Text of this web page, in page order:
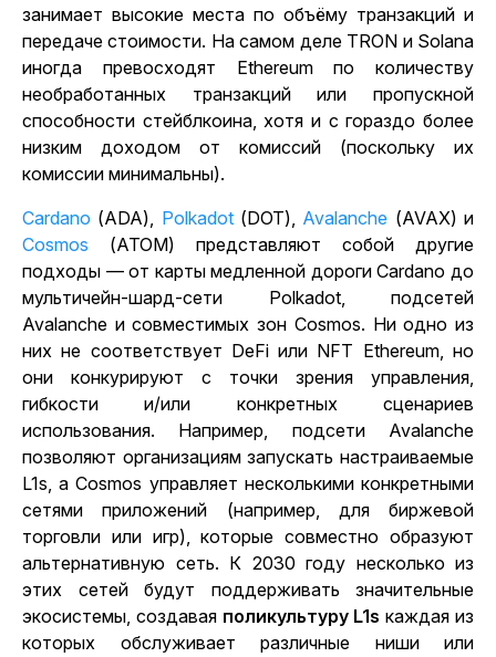
занимает высокие места по объёму транзакций и
передаче стоимости. На самом деле TRON и Solana
иногда превосходят Ethereum по количеству
необработанных транзакций или пропускной
способности стейблкоина, хотя и с гораздо более
низким доходом от комиссий (поскольку их
комиссии минимальны).
Cardano (ADA), Polkadot(DOT), Avalanche (AVAX) и
Cosmos (ATOM) представляют собой другие
подходы — от карты медленной дороги Cardano до
мультичейн-шард-сети Polkadot, подсетей
Avalanche и совместимых зон Cosmos. Ни одно из
них не соответствует DeFi или NFT Ethereum, но
они конкурируют с точки зрения управления,
гибкости и/или конкретных сценариев
использования. Например, подсети Avalanche
позволяют организациям запускать настраиваемые
L1s, а Cosmos управляет несколькими конкретными
сетями приложений (например, для биржевой
торговли или игр), которые совместно образуют
альтернативную сеть. К 2030 году несколько из
этих сетей будут поддерживать значительные
экосистемы, создавая поликультуру L1s каждая из
которых обслуживает различные ниши или